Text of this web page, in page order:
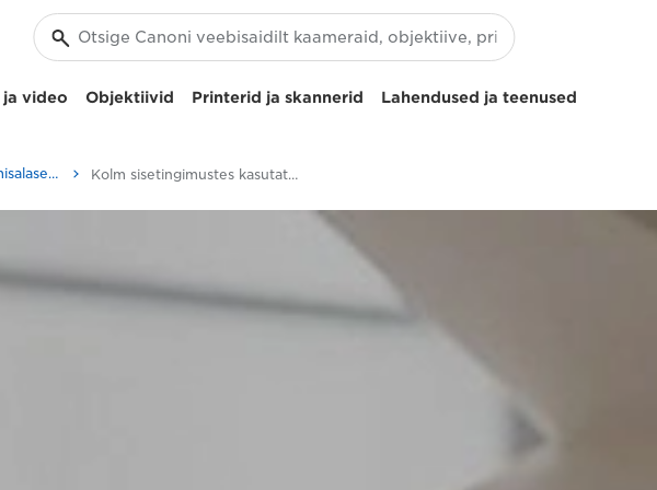
video Objektiivid Printerid ja skannerid Lahendused ja teenused
Fotograafia- ja printimisalased näpunäited ja tehnikad Kolm sisetingimustes kasutatavat tehnikat